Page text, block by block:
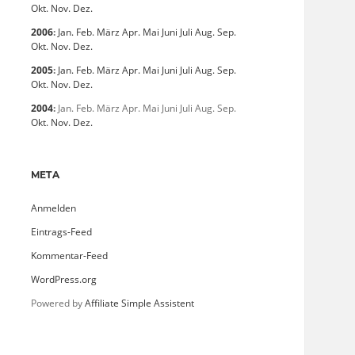
Okt. Nov. Dez.
2006: Jan. Feb. März Apr. Mai Juni Juli Aug.Sep.
Okt. Nov. Dez.
2005: Jan. Feb. März Apr. Mai Juni Juli Aug.Sep.
Okt. Nov. Dez.
2004: Jan. Feb. März Apr. Mai Juni Juli Aug.Sep.
Okt. Nov. Dez.
META
Anmelden
Eintrags-Feed
Kommentar-Feed
WordPress.org
Powered byAffiliate Simple Assistent